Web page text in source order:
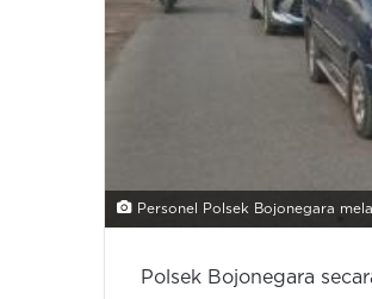
Personel Polsek Bojonegara
Polsek Bojonegara